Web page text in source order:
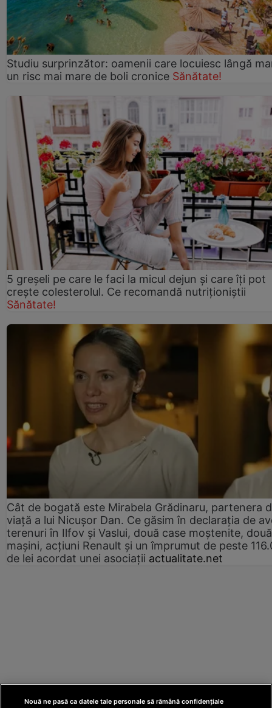
Studiu surprinzător: oamenii care locuiesc lângă
un risc mai mare de boli cronice Sănătate!
5 greșeli pe care le faci la micul dejun și care îți pot
crește colesterolul. Ce recomandă nutriționiștii
Sănătate!
Cât de bogată este Mirabela Grădinaru, partenera
viață a lui Nicușor Dan. Ce găsim în declarația de
terenuri în Ilfov și Vaslui, două case moștenite, două
mașini, acțiuni Renault și un împrumut de peste
de lei acordat unei asociații actualitate.net
Nouă ne pasă ca datele tale personale să rămână confidențiale